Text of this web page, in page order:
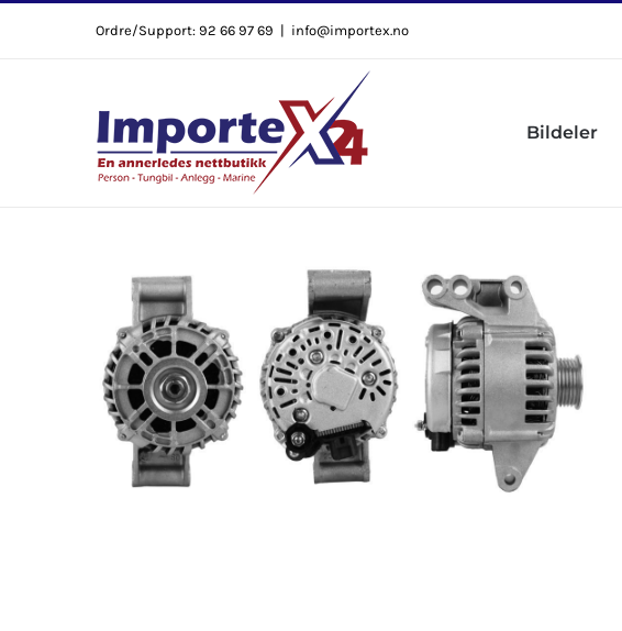
Ordre/Support: 92 66 97 69 | info@importex.no
Bildeler